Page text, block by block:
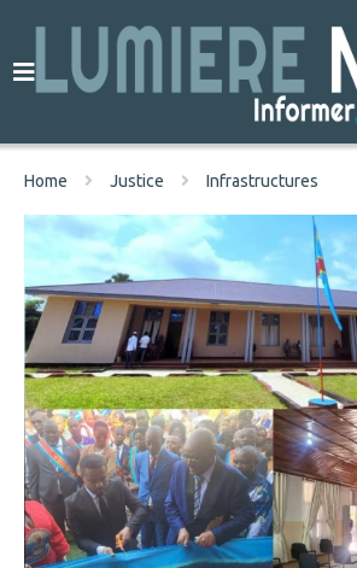
Home Justice Infrastructures